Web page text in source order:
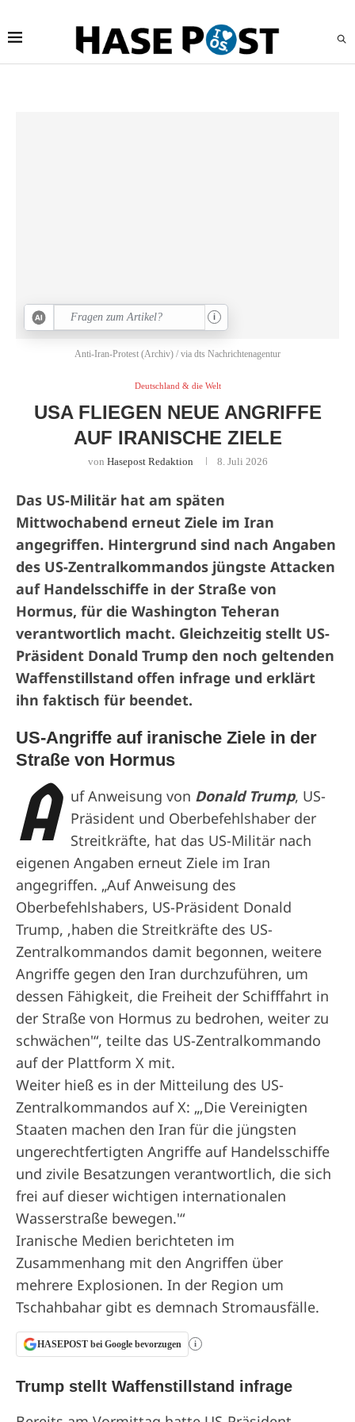
Anti-Iran-Protest (Archiv) / via dts Nachrichtenagentur
i
Deutschland & die Welt
USA FLIEGEN NEUE ANGRIFFE
AUF IRANISCHE ZIELE
von Hasepost Redaktion 8. Juli 2026
Das US-Militär hat am späten
Mittwochabend erneut Ziele im Iran
angegriffen. Hintergrund sind nach Angaben
des US-Zentralkommandos jüngste Attacken
auf Handelsschiffe in der Straße von
Hormus, für die Washington Teheran
verantwortlich macht. Gleichzeitig stellt US-
Präsident Donald Trump den noch geltenden
Waffenstillstand offen infrage und erklärt
ihn faktisch für beendet.
US-Angriffe auf iranische Ziele in der
Straße von Hormus
A uf Anweisung von Donald Trump, US-
Präsident und Oberbefehlshaber der
Streitkräfte, hat das US-Militär nach
eigenen Angaben erneut Ziele im Iran
angegriffen. „Auf Anweisung des
Oberbefehlshabers, US-Präsident Donald
Trump, ‚haben die Streitkräfte des US-
Zentralkommandos damit begonnen, weitere
Angriffe gegen den Iran durchzuführen, um
dessen Fähigkeit, die Freiheit der Schifffahrt in
der Straße von Hormus zu bedrohen, weiter zu
schwächen'“, teilte das US-Zentralkommando
auf der Plattform X mit.
Weiter hieß es in der Mitteilung des US-
Zentralkommandos auf X: „‚Die Vereinigten
Staaten machen den Iran für die jüngsten
ungerechtfertigten Angriffe auf Handelsschiffe
und zivile Besatzungen verantwortlich, die sich
frei auf dieser wichtigen internationalen
Wasserstraße bewegen.'“
Iranische Medien berichteten im
Zusammenhang mit den Angriffen über
mehrere Explosionen. In der Region um
Tschahbahar gibt es demnach Stromausfälle.
HASEPOST bei Google bevorzugen i
Trump stellt Waffenstillstand infrage